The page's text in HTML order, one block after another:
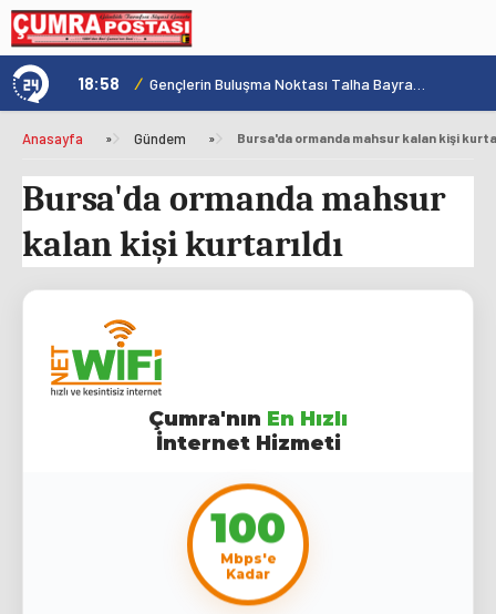
Konya'nın Zengin Mutfağı GastroFest'te Tanıtılacak 18:58 /
Anasayfa » Gündem » Bursa'da ormanda mahsur kalan kişi
Bursa'da ormanda mahsur
kalan kişi kurtarıldı
Çumra'nın En Hızlı
İnternet Hizmeti
100
Mbps'e
Kadar